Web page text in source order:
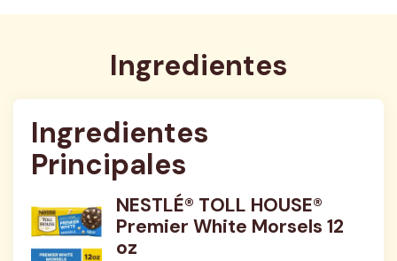
Ingredientes
Ingredientes
Principales
NESTLÉ® TOLL HOUSE®
Premier White Morsels 12
oz